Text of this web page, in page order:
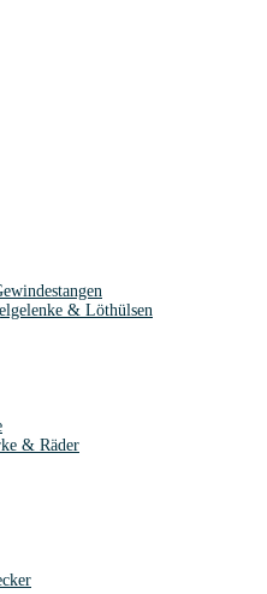
& Löthülsen
& Räder